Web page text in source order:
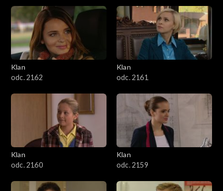
Klan
odc. 2162
Klan
odc. 2161
Klan
odc. 2160
Klan
odc. 2159